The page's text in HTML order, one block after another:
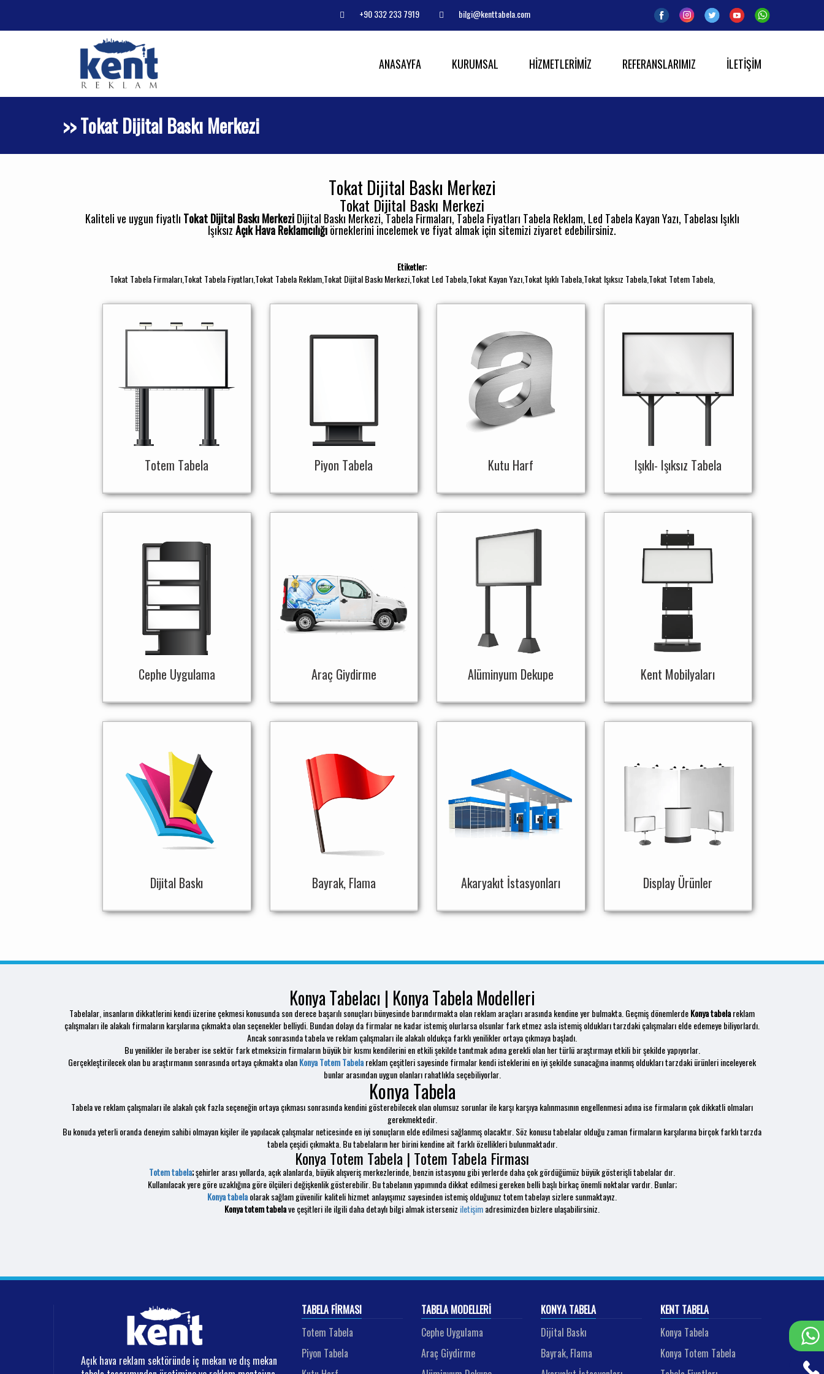
+90 332 233 7919 bilgi@kenttabela.com
ANASAYFA KURUMSAL HİZMETLERİMİZ REFERANSLARIMIZ İLETİŞİM
>> Tokat Dijital Baskı Merkezi
Tokat Dijital Baskı Merkezi
Tokat Dijital Baskı Merkezi
Kaliteli ve uygun fiyatlı Tokat Dijital Baskı MerkeziDijital Baskı Merkezi, Tabela Firmaları, Tabela Fiyatları Tabela Reklam, Led Tabela Kayan Yazı, Tabelası Işıklı
IşıksızAçık Hava Reklamcılığıörneklerini incelemek ve fiyat almak için sitemizi ziyaret edebilirsiniz.
Etiketler:
Tokat Tabela Firmaları,Tokat Tabela Fiyatları,Tokat Tabela Reklam,Tokat Dijital Baskı Merkezi,Tokat Led Tabela,Tokat Kayan Yazı,Tokat Işıklı Tabela,Tokat Işıksız Tabela,Tokat Totem Tabela,
Totem Tabela Piyon Tabela Kutu Harf Işıklı- Işıksız Tabela
Cephe Uygulama Araç Giydirme Alüminyum Dekupe Kent Mobilyaları
Dijital Baskı Bayrak, Flama Akaryakıt İstasyonları Display Ürünler
Konya Tabelacı | Konya Tabela Modelleri
Tabelalar, insanların dikkatlerini kendi üzerine çekmesi konusunda son derece başarılı sonuçları bünyesinde barındırmakta olan reklam araçları arasında kendine yer bulmakta. Geçmiş dönemlerdeKonya tabelareklam
çalışmaları ile alakalı firmaların karşılarına çıkmakta olan seçenekler belliydi. Bundan dolayı da firmalar ne kadar istemiş olurlarsa olsunlar fark etmez asla istemiş oldukları tarzdaki çalışmaları elde edemeye biliyorlardı.
Ancak sonrasında tabela ve reklam çalışmaları ile alakalı oldukça farklı yenilikler ortaya çıkmaya başladı.
Bu yenilikler ile beraber ise sektör fark etmeksizin firmaların büyük bir kısmı kendilerini en etkili şekilde tanıtmak adına gerekli olan her türlü araştırmayı etkili bir şekilde yapıyorlar.
Gerçekleştirilecek olan bu araştırmanın sonrasında ortaya çıkmakta olanKonya Totem Tabelareklam çeşitleri sayesinde firmalar kendi isteklerini en iyi şekilde sunacağına inanmış oldukları tarzdaki ürünleri inceleyerek
bunlar arasından uygun olanları rahatlıkla seçebiliyorlar.
Konya Tabela
Tabela ve reklam çalışmaları ile alakalı çok fazla seçeneğin ortaya çıkması sonrasında kendini gösterebilecek olan olumsuz sorunlar ile karşı karşıya kalınmasının engellenmesi adına ise firmaların çok dikkatli olmaları
gerekmektedir.
Bu konuda yeterli oranda deneyim sahibi olmayan kişiler ile yapılacak çalışmalar neticesinde en iyi sonuçların elde edilmesi sağlanmış olacaktır. Söz konusu tabelalar olduğu zaman firmaların karşılarına birçok farklı tarzda
tabela çeşidi çıkmakta. Bu tabelaların her birini kendine ait farklı özellikleri bulunmaktadır.
Konya Totem Tabela | Totem Tabela Firması
Totem tabela;şehirler arası yollarda, açık alanlarda, büyük alışveriş merkezlerinde, benzin istasyonu gibi yerlerde daha çok gördüğümüz büyük gösterişli tabelalar dır.
Kullanılacak yere göre uzaklığına göre ölçüleri değişkenlik gösterebilir. Bu tabelanın yapımında dikkat edilmesi gereken belli başlı birkaç önemli noktalar vardır. Bunlar;
Konya tabelaolarak sağlam güvenilir kaliteli hizmet anlayışımız sayesinden istemiş olduğunuz totem tabelayı sizlere sunmaktayız.
Konya totem tabelave çeşitleri ile ilgili daha detaylı bilgi almak isterseniz iletişimadresimizden bizlere ulaşabilirsiniz.
Açık hava reklam sektöründe iç mekan ve dış mekan
TABELA FIRMASI
Totem Tabela
Piyon Tabela
TABELA MODELLERI
Cephe Uygulama
Araç Giydirme
KONYA TABELA
Dijital Baskı
Bayrak, Flama
KENT TABELA
Konya Tabela
Konya Totem Tabela